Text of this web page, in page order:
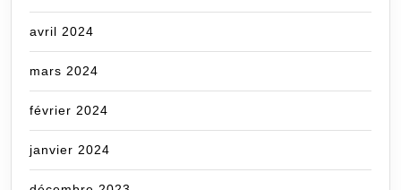
avril 2024
mars 2024
février 2024
janvier 2024